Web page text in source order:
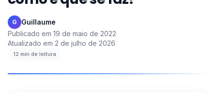
G Guillaume·
Publicado em 19 de maio de 2022·
Atualizado em 2 de julho de 2026
·
12 min de leitura